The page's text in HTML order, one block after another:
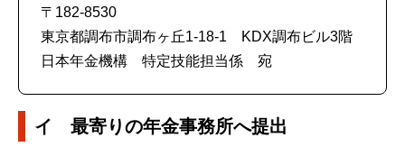
〒182-8530
東京都調布市調布ヶ丘1-18-1 KDX調布ビル3階
日本年金機構 特定技能担当係 宛
イ 最寄りの年金事務所へ提出